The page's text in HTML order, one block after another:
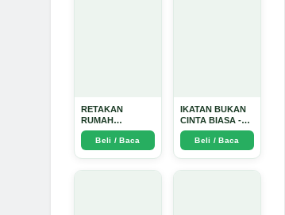
RETAKAN
RUMAH
TANGGA:
Sebuah
Perjalanan
Beli / Baca
IKATAN BUKAN
CINTA BIASA -
Arda Dinata
Beli / Baca